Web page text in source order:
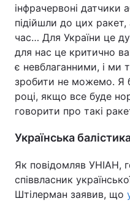
інфрачервоні датчики
підійшли до цих
час… Для України це
для нас це критично
є невблаганними, і ми
зробити не можемо. Я
році, якщо все буде
говорити про такі
Українська
Як повідомляв УНІАН,
співвласник
Штілерман заявив, що